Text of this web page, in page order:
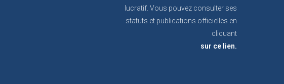
lucratif. Vous pouvez consulter ses
statuts et publications officielles en
cliquant
sur ce lien.